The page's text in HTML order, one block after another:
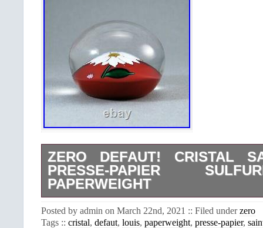
ZERO DEFAUT! CRISTAL
PRESSE-PAPIER
PAPERWEIGHT
ZERO DÉFAUT (pas la moindre
Posted by admin on March 22nd, 2021 :: Filed underzero
Tags :: cristal, defaut, louis, paperweight, presse-papier,